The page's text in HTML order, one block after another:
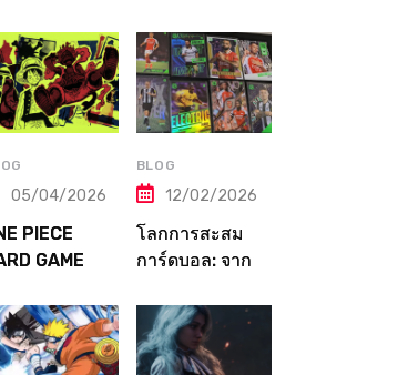
ตาม
เภทแข่งและ
ภาคทุกแห่งใน
น
จากปิง! Tuning
Guide ตั้งแต่เริ่ม
จนถึงเมต้าระดับ
โปร
05/04/2026
PIECE
GAME
กมือใหม่สู่
าโจรสลัด
วงการการ์ด
BLOG
12/02/2026
โลกการสะสม
การ์ดบอล: จาก
Topps — คู่มือ
ฉบับเต็มที่เกมเม
อร์ต้องอ่าน!